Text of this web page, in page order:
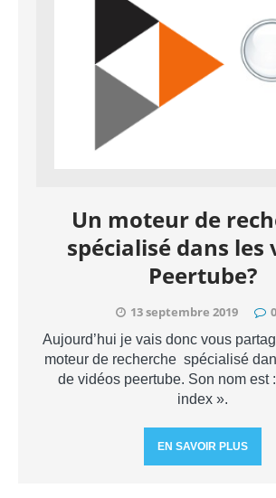
Un moteur de
spécialisé dans les
Peertube?
13 septembre 2019 0
Aujourd’hui je vais donc vous
moteur de recherche spécialisé
de vidéos peertube. Son nom est
index ».
EN SAVOIR PLUS